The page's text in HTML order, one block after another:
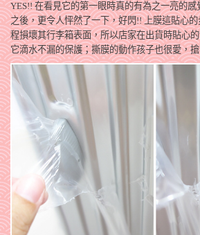
YES!! 在看見它的第一眼時真的有為之一亮的
之後，更令人怦然了一下，好閃!! 上膜這貼心
程損壞其行李箱表面，所以店家在出貨時貼心
它滴水不漏的保護；撕膜的動作孩子也很愛，